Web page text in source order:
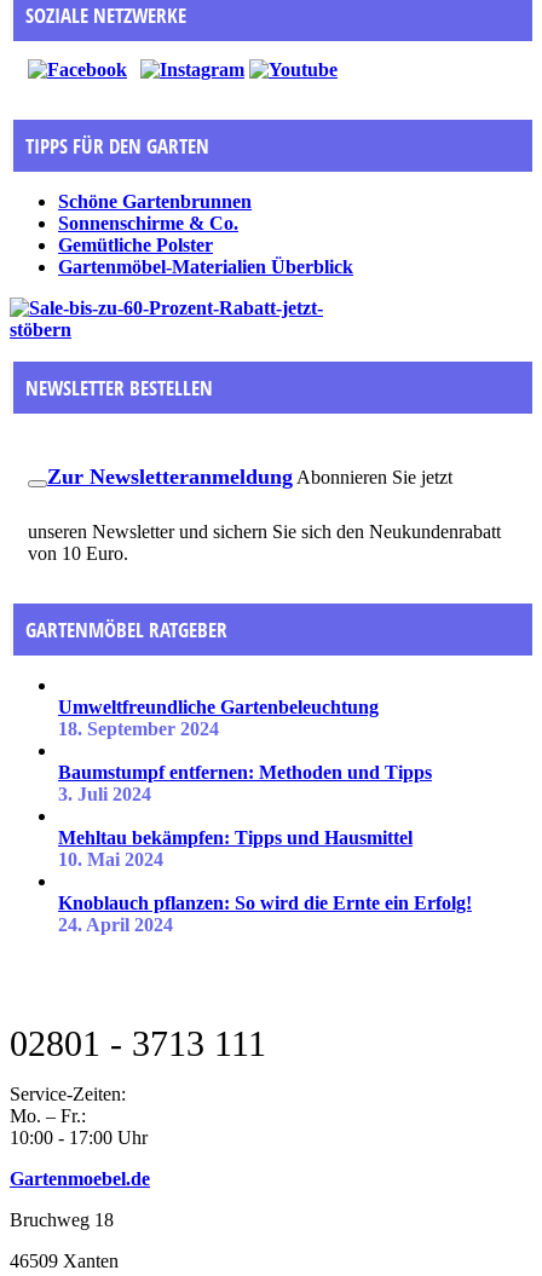
SOZIALE NETZWERKE
TIPPS FÜR DEN GARTEN
Schöne Gartenbrunnen
Sonnenschirme & Co.
Gemütliche Polster
Gartenmöbel-Materialien Überblick
NEWSLETTER BESTELLEN
Zur Newsletteranmeldung Abonnieren Sie jetzt
unseren Newsletter und sichern Sie sich den Neukundenrabatt
von 10 Euro.
GARTENMÖBEL RATGEBER
Umweltfreundliche Gartenbeleuchtung
18. September 2024
Baumstumpf entfernen: Methoden und Tipps
3. Juli 2024
Mehltau bekämpfen: Tipps und Hausmittel
10. Mai 2024
Knoblauch pflanzen: So wird die Ernte ein Erfolg!
24. April 2024
02801 - 3713 111
Service-Zeiten:
Mo. – Fr.:
10:00 - 17:00 Uhr
Gartenmoebel.de
Bruchweg 18
46509 Xanten